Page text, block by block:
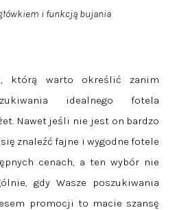
i funkcją bujania
którą warto określić zanim
idealnego fotela
Nawet jeśli nie jest on bardzo
znaleźć fajne i wygodne fotele
cenach, a ten wybór nie
gdy Wasze poszukiwania
promocji to macie szansę